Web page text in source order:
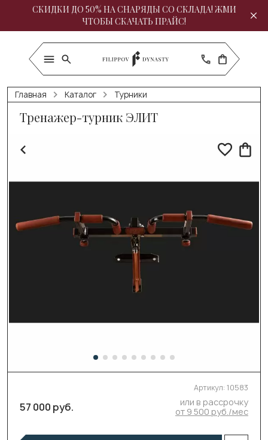
СКИДКИ ДО 50% НА СНАРЯДЫ СО СКЛАДА! ЖМИ
ЧТОБЫ СКАЧАТЬ ПРАЙС!
Главная Каталог Турники
Тренажер-турник ЭЛИТ
Артикул: 10583
57 000 руб.
или в рассрочку
от 9 500 руб./мес